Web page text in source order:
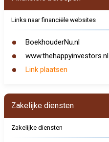
Links naar financiële websites
BoekhouderNu.nl
www.thehappyinvestors.nl
Link plaatsen
Zakelijke diensten
Zakelijke diensten